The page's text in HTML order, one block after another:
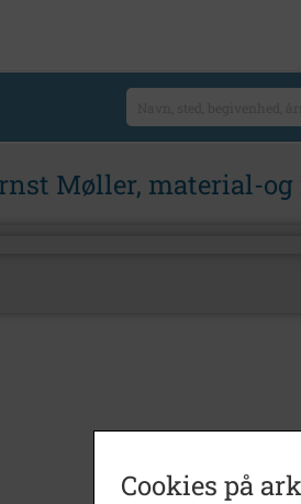
Møller, material-
Cookies på